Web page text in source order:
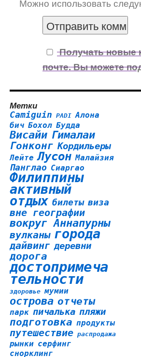
Получать новые
почте. Вы можете
Метки
Camiguin PADI Алона
бич Бохол Будда
Висайи Гималаи
Гонконг Кордильеры
Лейте Лусон Малайзия
Панглао Сиаргао
Филиппины
активный
отдых билеты виза
вне географии
вокруг Аннапурны
вулканы города
дайвинг деревни
дорога
достопримеча
тельности
здоровье мумии
острова отчеты
парк пичалька пляжи
подготовка продукты
путешествие распродажа
рынки серфинг
снорклинг